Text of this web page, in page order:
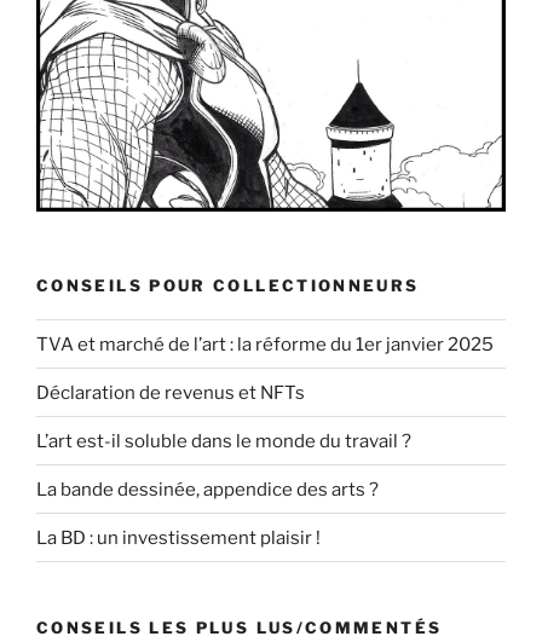
CONSEILS POUR COLLECTIONNEURS
TVA et marché de l’art : la réforme du 1er janvier 2025
Déclaration de revenus et NFTs
L’art est-il soluble dans le monde du travail ?
La bande dessinée, appendice des arts ?
La BD : un investissement plaisir !
CONSEILS LES PLUS LUS/COMMENTÉS